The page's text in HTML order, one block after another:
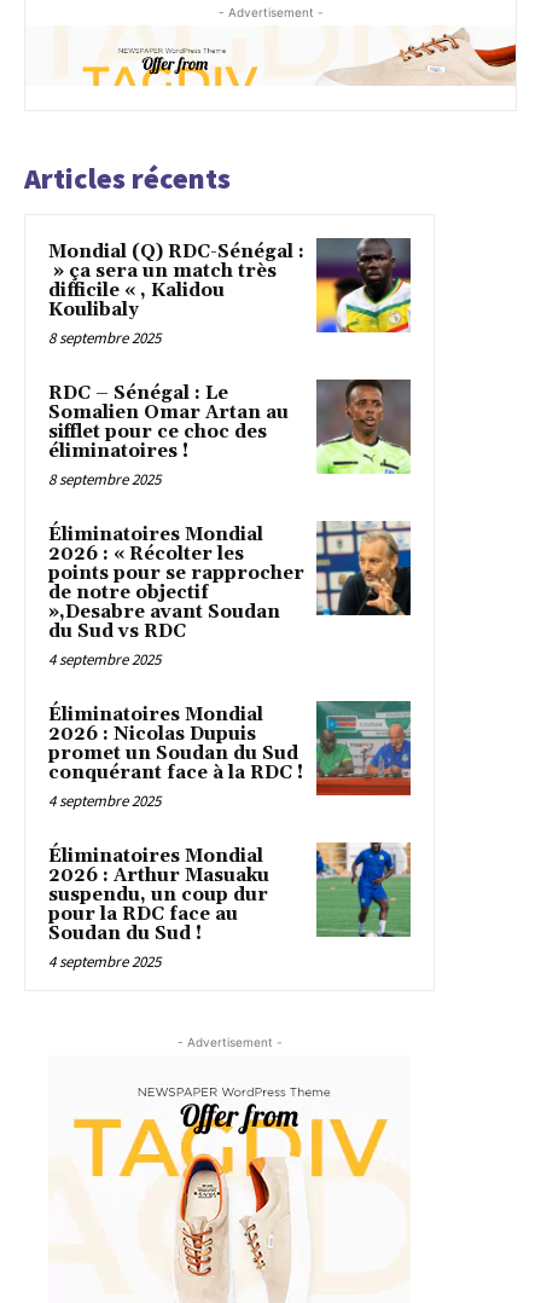
- Advertisement -
Articles récents
Mondial (Q) RDC-Sénégal :
» ça sera un match très
difficile « , Kalidou
Koulibaly
8 septembre 2025
RDC – Sénégal : Le
Somalien Omar Artan au
sifflet pour ce choc des
éliminatoires !
8 septembre 2025
Éliminatoires Mondial
2026 : « Récolter les
points pour se rapprocher
de notre objectif
»,Desabre avant Soudan
du Sud vs RDC
4 septembre 2025
Éliminatoires Mondial
2026 : Nicolas Dupuis
promet un Soudan du Sud
conquérant face à la RDC !
4 septembre 2025
Éliminatoires Mondial
2026 : Arthur Masuaku
suspendu, un coup dur
pour la RDC face au
Soudan du Sud !
4 septembre 2025
- Advertisement -